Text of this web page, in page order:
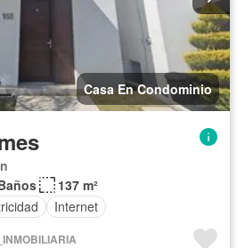
Casa En Condominio
137 m²
Internet